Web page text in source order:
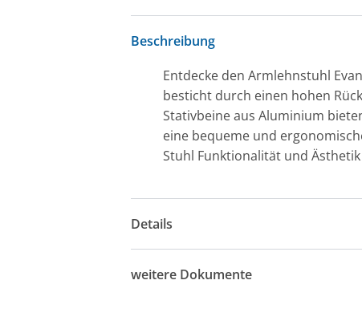
Beschreibung
Entdecke den Armlehnstuhl
besticht durch einen hohen
Stativbeine aus Aluminium
eine bequeme und
Stuhl Funktionalität und
Details
weitere Dokumente